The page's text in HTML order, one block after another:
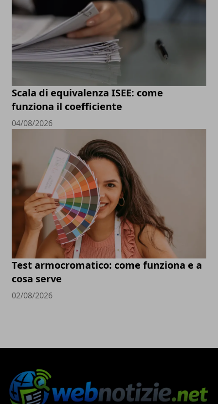
Scala di equivalenza ISEE: come
funziona il coefficiente
04/08/2026
Test armocromatico: come funziona e a
cosa serve
02/08/2026